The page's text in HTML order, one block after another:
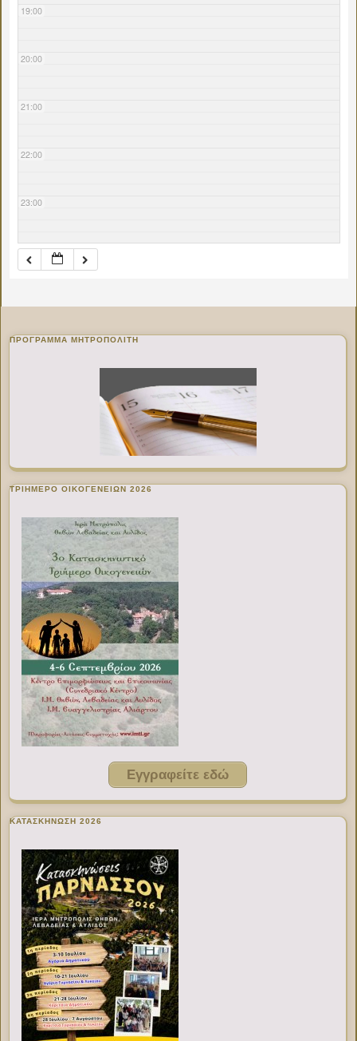
19:00
20:00
21:00
22:00
23:00
ΠΡΌΓΡΑΜΜΑ ΜΗΤΡΟΠΟΛΊΤΗ
ΤΡΙΗΜΕΡΟ ΟΙΚΟΓΕΝΕΙΩΝ 2026
Εγγραφείτε εδώ
ΚΑΤΑΣΚΗΝΩΣΗ 2026